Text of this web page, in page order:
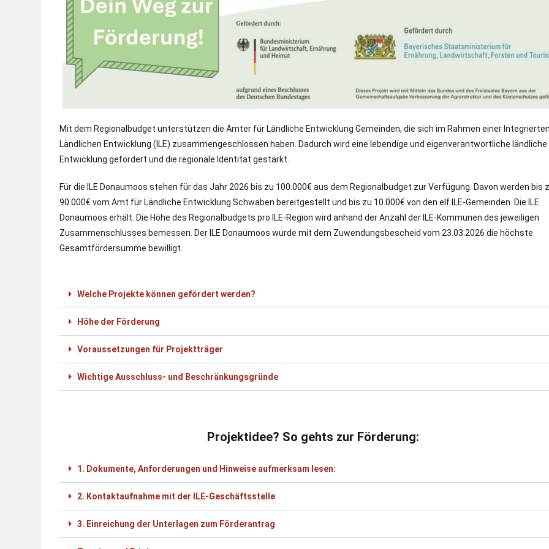
Mit dem Regionalbudget unterstützen die Ämter für Ländliche Entwicklung Gemeinden, die sich im Rahmen einer
Ländlichen Entwicklung (ILE) zusammengeschlossen haben. Dadurch wird eine lebendige und eigenverantwortliche ländliche
Entwicklung gefördert und die regionale Identität gestärkt.
Für die ILE Donaumoos stehen für das Jahr 2026 bis zu 100.000€ aus dem Regionalbudget zur Verfügung. Davon werden bis
90.000€ vom Amt für Ländliche Entwicklung Schwaben bereitgestellt und bis zu 10.000€ von den elf ILE-Gemeinden. Die ILE
Donaumoos erhält. Die Höhe des Regionalbudgets pro ILE-Region wird anhand der Anzahl der ILE-Kommunen des jeweiligen
Zusammenschlusses bemessen. Der ILE Donaumoos wurde mit dem Zuwendungsbescheid vom 23.03.2026 die höchste
Gesamtfördersumme bewilligt.
Welche Projekte können gefördert werden?
Höhe der Förderung
Voraussetzungen für Projektträger
Wichtige Ausschluss- und Beschränkungsgründe
Projektidee? So gehts zur Förderung:
1. Dokumente, Anforderungen und Hinweise aufmerksam lesen:
2. Kontaktaufnahme mit der ILE-Geschäftsstelle
3. Einreichung der Unterlagen zum Förderantrag